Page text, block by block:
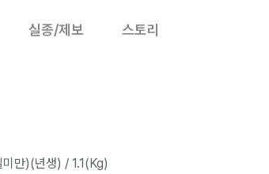
실종/제보 스토리
만)(년생) / 1.1(Kg)